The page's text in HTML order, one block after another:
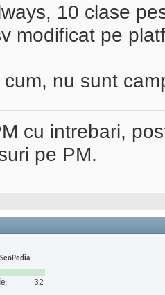
10 clase
modificat pe
nu sunt
cu intrebari,
pe PM.
32